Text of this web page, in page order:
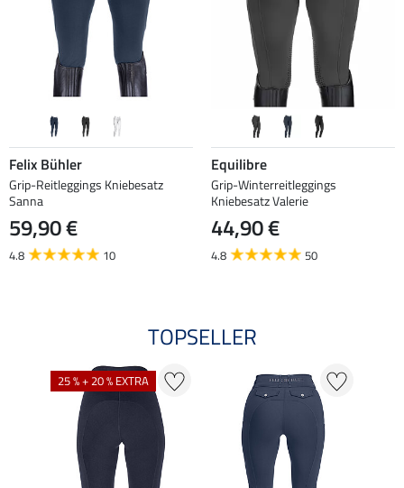
Felix Bühler
Grip-Reitleggings Kniebesatz
Sanna
59,90 €
4.8 10
Equilibre
Grip-Winterreitleggings
Kniebesatz Valerie
44,90 €
4.8 50
TOPSELLER
25 % + 20 % EXTRA